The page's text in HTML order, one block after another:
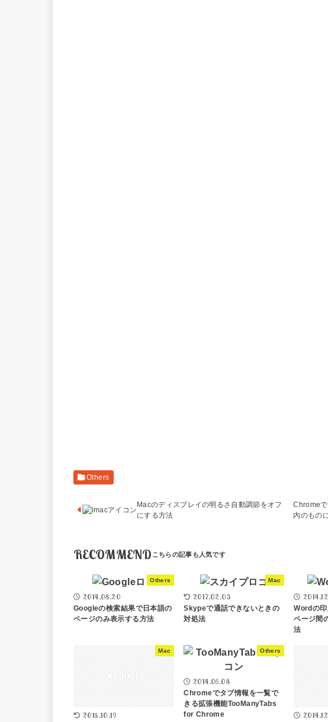
Others
Macのディスプレイの明るさ自動調節をオフ
にする方法
Chrome
内のもの
RECOMMEND
Others
2014.08.20
Googleの検索結果で日本語の
ページのみ表示する方法
Mac
2017.02.03
Skypeで通話できないときの
対処法
Wordの
ページ間
法
Mac
2015.10.19
Others
2014.06.08
Chromeでタブ情報を一覧で
きる拡張機能TooManyTabs
for Chrome